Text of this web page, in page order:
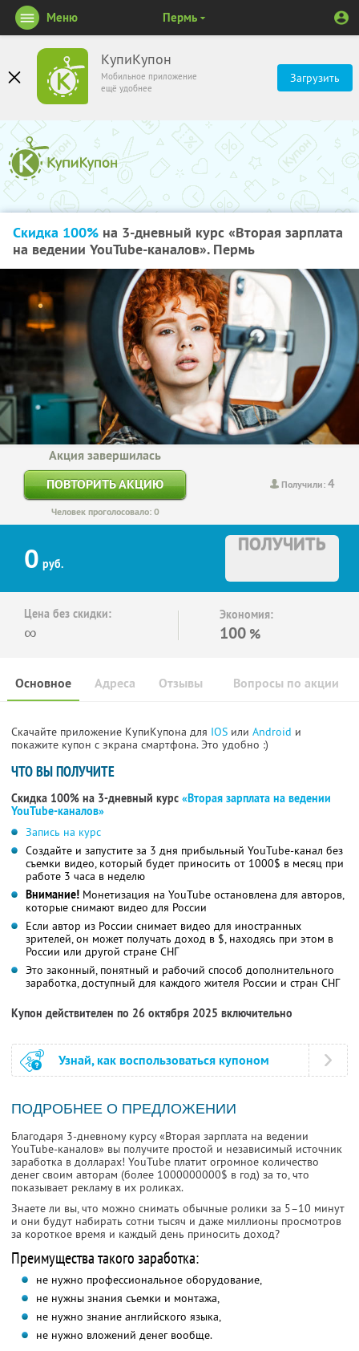
КупиКупон
Мобильное приложение
ещё удобнее
Загрузить
Меню Пермь
Скидка 100% на 3-дневный курс «Вторая зарплата
на ведении YouTube-каналов». Пермь
Получили:4
Акция завершилась
ПОВТОРИТЬ АКЦИЮ
Человек проголосовало: 0
0 руб.
ПОЛУЧИТЬ
Цена без скидки:
∞
Экономия:
100 %
Основное Отзывы Вопросы по акции
Адреса
Скачайте приложение КупиКупона для IOS или Android и
покажите купон с экрана смартфона. Это удобно :)
ЧТО ВЫ ПОЛУЧИТЕ
Скидка 100% на 3-дневный курс «Вторая зарплата на ведении
YouTube-каналов»
Запись на курс
Создайте и запустите за 3 дня прибыльный YouTube-канал без
съемки видео, который будет приносить от 1000$ в месяц при
работе 3 часа в неделю
Внимание! Монетизация на YouTube остановлена для авторов,
которые снимают видео для России
Если автор из России снимает видео для иностранных
зрителей, он может получать доход в $, находясь при этом в
России или другой стране СНГ
Это законный, понятный и рабочий способ дополнительного
заработка, доступный для каждого жителя России и стран СНГ
Купон действителен по 26 октября 2025 включительно
Узнай, как воспользоваться купоном
ПОДРОБНЕЕ О ПРЕДЛОЖЕНИИ
Благодаря 3-дневному курсу «Вторая зарплата на ведении
YouTube-каналов» вы получите простой и независимый источник
заработка в долларах! YouTube платит огромное количество
денег своим авторам (более 1000000000$ в год) за то, что
показывает рекламу в их роликах.
Знаете ли вы, что можно снимать обычные ролики за 5–10 минут
и они будут набирать сотни тысяч и даже миллионы просмотров
за короткое время и каждый день приносить доход?
Преимущества такого заработка:
не нужно профессиональное оборудование,
не нужны знания съемки и монтажа,
не нужно знание английского языка,
не нужно вложений денег вообще.